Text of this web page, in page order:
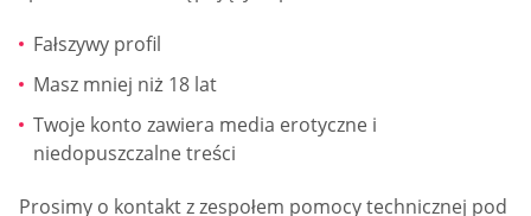
Fałszywy profil
Masz mniej niż 18 lat
Twoje konto zawiera media erotyczne i
niedopuszczalne treści
Prosimy o kontakt z zespołem pomocy technicznej pod